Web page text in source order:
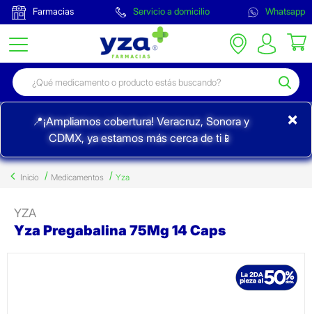
Farmacias Servicio a domicilio Whatsapp
📍¡Ampliamos cobertura! Veracruz, Sonora y
CDMX, ya estamos más cerca de ti📱
×
Inicio Medicamentos Yza
YZA
Yza Pregabalina 75Mg 14 Caps